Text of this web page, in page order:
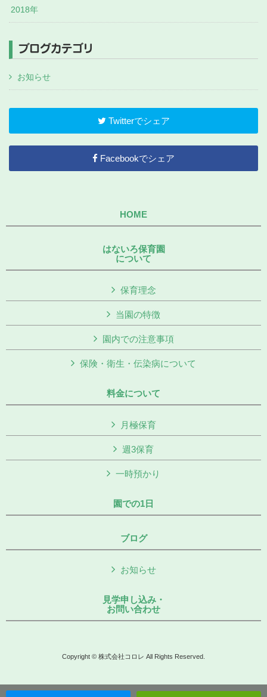
2018年
ブログカテゴリ
お知らせ
Twitterでシェア
Facebookでシェア
HOME
はないろ保育園
について
保育理念
当園の特徴
園内での注意事項
保険・衛生・伝染病について
料金について
月極保育
週3保育
一時預かり
園での1日
ブログ
お知らせ
見学申し込み・
お問い合わせ
Copyright © 株式会社コロレ All Rights Reserved.